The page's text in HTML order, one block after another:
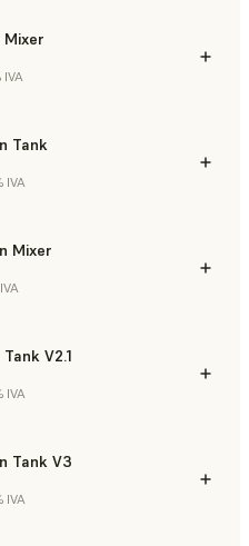
Mixer
IVA
Tank
IVA
Mixer
V2.1
IVA
Tank V3
IVA